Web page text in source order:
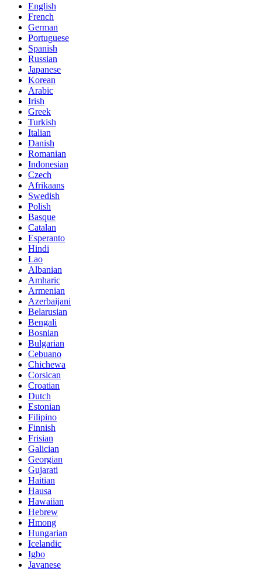
English
French
German
Portuguese
Spanish
Russian
Japanese
Korean
Arabic
Irish
Greek
Turkish
Italian
Danish
Romanian
Indonesian
Czech
Afrikaans
Swedish
Polish
Basque
Catalan
Esperanto
Hindi
Lao
Albanian
Amharic
Armenian
Azerbaijani
Belarusian
Bengali
Bosnian
Bulgarian
Cebuano
Chichewa
Corsican
Croatian
Dutch
Estonian
Filipino
Finnish
Frisian
Galician
Georgian
Gujarati
Haitian
Hausa
Hawaiian
Hebrew
Hmong
Hungarian
Icelandic
Igbo
Javanese